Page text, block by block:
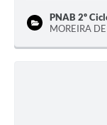
PNAB 2º
MOREIRA